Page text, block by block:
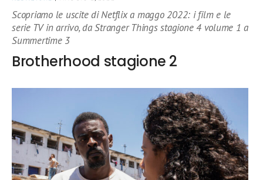
Scopriamo le uscite di Netflix a maggo 2022: i film e le
serie TV in arrivo, da Stranger Things stagione 4 volume 1 a
Summertime 3
Brotherhood stagione 2